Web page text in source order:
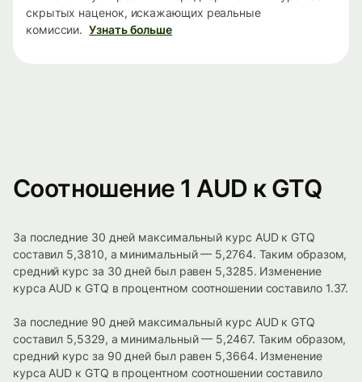
скрытых наценок, искажающих реальные
комиссии. Узнать больше
Соотношение 1 AUD к GTQ
За последние 30 дней максимальный курс AUD к GTQ
составил 5,3810, а минимальный — 5,2764. Таким образом,
средний курс за 30 дней был равен 5,3285. Изменение
курса AUD к GTQ в процентном соотношении составило 1.37.
За последние 90 дней максимальный курс AUD к GTQ
составил 5,5329, а минимальный — 5,2467. Таким образом,
средний курс за 90 дней был равен 5,3664. Изменение
курса AUD к GTQ в процентном соотношении составило